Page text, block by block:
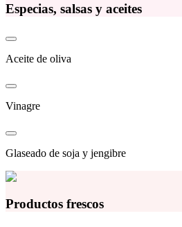
Especias, salsas y aceites
Aceite de oliva
Vinagre
Glaseado de soja y jengibre
Productos frescos